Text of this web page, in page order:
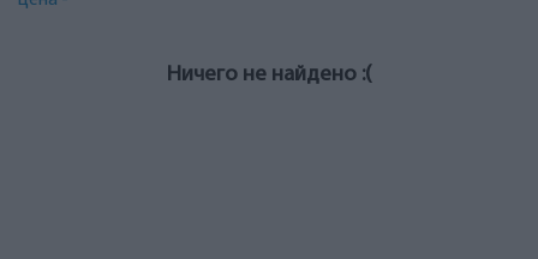
Ничего не найдено :(